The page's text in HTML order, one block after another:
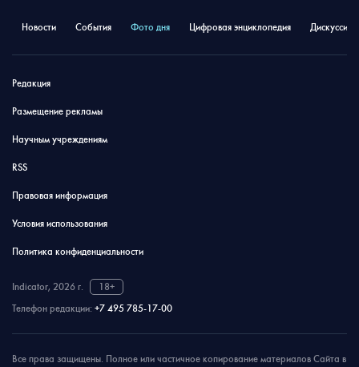
Новости События Фото дня Цифровая энциклопедия
Редакция
Размещение рекламы
Научным учреждениям
RSS
Правовая информация
Условия использования
Политика конфиденциальности
Indicator, 2026 г.
18+
Телефон редакции: +7 495 785-17-00
Все права защищены. Полное или частичное копирование материалов Сайта в